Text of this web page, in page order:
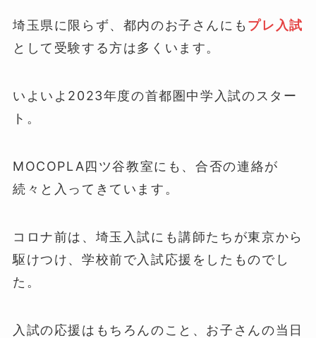
埼玉県に限らず、都内のお子さんにも プレ入試
として受験する方は多くいます。
いよいよ2023年度の首都圏中学入試のスター
ト。
MOCOPLA四ツ谷教室にも、合否の連絡が
続々と入ってきています。
コロナ前は、埼玉入試にも講師たちが東京から
駆けつけ、学校前で入試応援をしたものでし
た。
入試の応援はもちろんのこと、お子さんの当日